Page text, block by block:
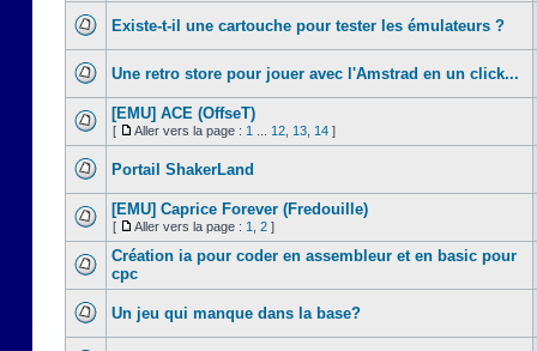
Existe-t-il une cartouche pour tester les émulateurs ?
Une retro store pour jouer avec l'Amstrad en un click...
[EMU] ACE (OffseT)
[ Aller vers la page : 1 12 13 14 ]
Portail ShakerLand
[EMU] Caprice Forever (Fredouille)
[ Aller vers la page : 1 2 ]
Création ia pour coder en assembleur et en basic pour
cpc
Un jeu qui manque dans la base?